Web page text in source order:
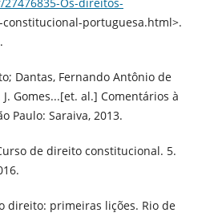
portuguesa.html>.
Dantas, Fernando Antônio de
Gomes...[et. al.] Comentários à
Paulo: Saraiva, 2013.
de direito constitucional. 5.
direito: primeiras lições. Rio de